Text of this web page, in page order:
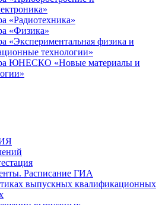
«Радиотехника»
«Физика»
«Экспериментальная физика и
технологии»
ЮНЕСКО «Новые материалы и
Расписание ГИА
выпускных квалификационных